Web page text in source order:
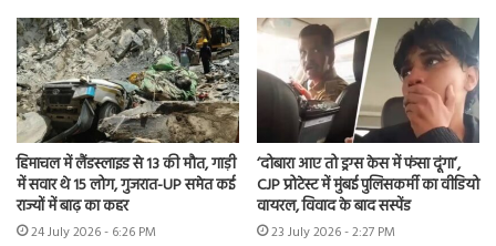
हिमाचल में लैंडस्लाइड से 13 की मौत, गाड़ी
में सवार थे 15 लोग, गुजरात-UP समेत कई
राज्यों में बाढ़ का कहर
24 July 2026 - 6:26 PM
‘दोबारा आए तो ड्रग्स केस में फंसा दूंगा’,
CJP प्रोटेस्ट में मुंबई पुलिसकर्मी का वीडियो
वायरल, विवाद के बाद सस्पेंड
23 July 2026 - 2:27 PM